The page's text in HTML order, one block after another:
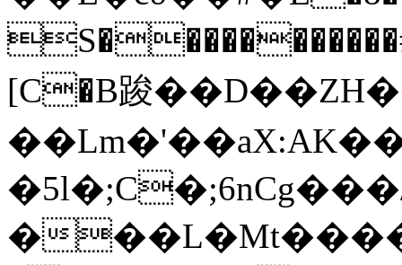
[C�B踆
�